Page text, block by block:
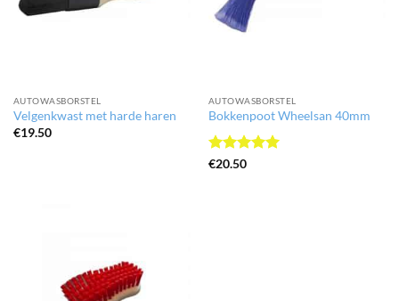
AUTOWASBORSTEL
Velgenkwast met harde haren
€19.50
AUTOWASBORSTEL
Bokkenpoot Wheelsan 40mm
Gewaardeerd
€20.50